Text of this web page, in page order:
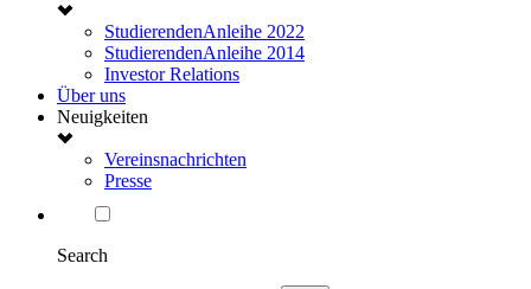
StudierendenAnleihe 2022
StudierendenAnleihe 2014
Investor Relations
Über uns
Neuigkeiten
Vereinsnachrichten
Presse
Search